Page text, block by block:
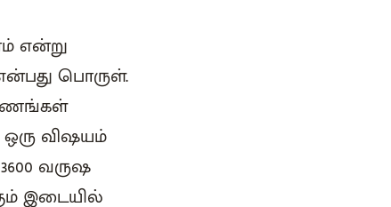
என்று
பொருள்.
விஷயம்
வருஷ
இடையில்